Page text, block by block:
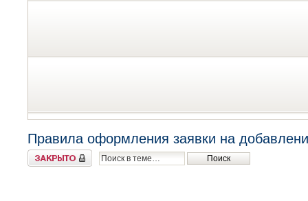
Правила оформления заявки на
Закрыто